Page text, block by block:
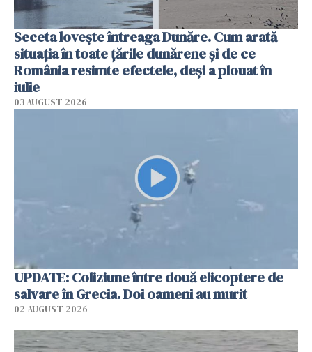
Seceta lovește întreaga Dunăre. Cum arată
situația în toate țările dunărene și de ce
România resimte efectele, deși a plouat în
iulie
03 AUGUST 2026
UPDATE: Coliziune între două elicoptere de
salvare în Grecia. Doi oameni au murit
02 AUGUST 2026